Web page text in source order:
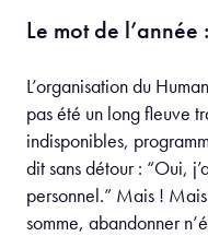
Le mot de l’année
L’organisation du
pas été un long fleuve
indisponibles,
dit sans détour : “Oui,
personnel.” Mais !
somme, abandonner